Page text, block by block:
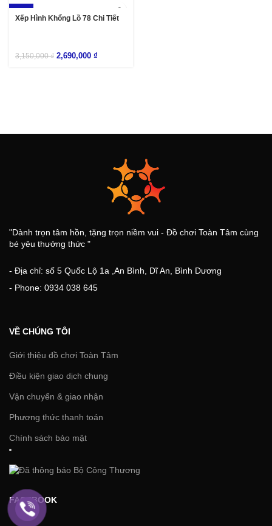
-15%
Xếp Hình Khổng Lồ 78 Chi Tiết
3,150,000₫ 2,690,000 ₫
"Dành trọn tâm hồn, tặng trọn niềm vui - Đồ chơi Toàn Tâm cùng
bé yêu thưởng thức "
- Địa chỉ: số 5 Quốc Lộ 1a ,An Bình, Dĩ An, Bình Dương
- Phone: 0934 038 645
VỀ CHÚNG TÔI
Giới thiệu đồ chơi Toàn Tâm
Điều kiện giao dịch chung
Vận chuyển & giao nhận
Phương thức thanh toán
Chính sách bảo mật
FACEBOOK